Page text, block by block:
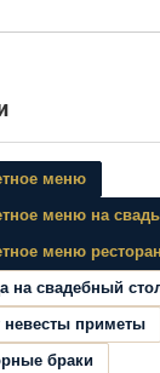
меню
меню на
меню
на свадебный
невесты приметы
браки